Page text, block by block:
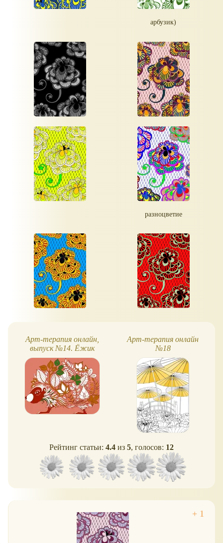
арбузик)
разноцветие
Арт-терапия онлайн,
выпуск №14. Ёжик
Арт-терапия онлайн
№18
Рейтинг статьи: 4.4 из 5, голосов: 12